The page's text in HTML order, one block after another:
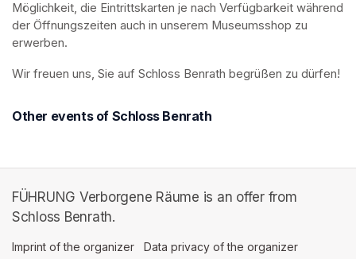
Möglichkeit, die Eintrittskarten je nach Verfügbarkeit während
der Öffnungszeiten auch in unserem Museumsshop zu
erwerben.
Wir freuen uns, Sie auf Schloss Benrath begrüßen zu dürfen!
Other events of Schloss Benrath
FÜHRUNG Verborgene Räume is an offer from
Schloss Benrath.
Imprint of the organizer (opens in a new tab)
Data privacy of the organizer